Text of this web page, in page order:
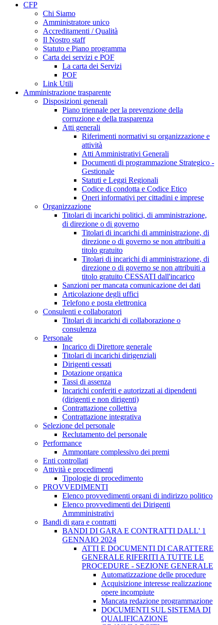
CFP
Chi Siamo
Amministratore unico
Accreditamenti / Qualità
Il Nostro staff
Statuto e Piano programma
Carta dei servizi e POF
La carta dei Servizi
POF
Link Utili
Amministrazione trasparente
Disposizioni generali
Piano triennale per la prevenzione della
corruzione e della trasparenza
Atti generali
Riferimenti normativi su organizzazione e
attività
Atti Amministrativi Generali
Documenti di programmazione Strategico -
Gestionale
Statuti e Leggi Regionali
Codice di condotta e Codice Etico
Oneri informativi per cittadini e imprese
Organizzazione
Titolari di incarichi politici, di amministrazione,
di direzione o di governo
Titolari di incarichi di amministrazione, di
direzione o di governo se non attribuiti a
titolo gratuito
Titolari di incarichi di amministrazione, di
direzione o di governo se non attribuiti a
titolo gratuito CESSATI dall'incarico
Sanzioni per mancata comunicazione dei dati
Articolazione degli uffici
Telefono e posta elettronica
Consulenti e collaboratori
Titolari di incarichi di collaborazione o
consulenza
Personale
Incarico di Direttore generale
Titolari di incarichi dirigenziali
Dirigenti cessati
Dotazione organica
Tassi di assenza
Incarichi conferiti e autorizzati ai dipendenti
(dirigenti e non dirigenti)
Contrattazione collettiva
Contrattazione integrativa
Selezione del personale
Reclutamento del personale
Performance
Ammontare complessivo dei premi
Enti controllati
Attività e procedimenti
Tipologie di procedimento
PROVVEDIMENTI
Elenco provvedimenti organi di indirizzo politico
Elenco provvedimenti dei Dirigenti
Ammministrativi
Bandi di gara e contratti
BANDI DI GARA E CONTRATTI DALL' 1
GENNAIO 2024
ATTI E DOCUMENTI DI CARATTERE
GENERALE RIFERITI A TUTTE LE
PROCEDURE - SEZIONE GENERALE
Automatizzazione delle procedure
Acquisizione interesse realizzazione
opere incompiute
Mancata redazione programmazione
DOCUMENTI SUL SISTEMA DI
QUALIFICAZIONE